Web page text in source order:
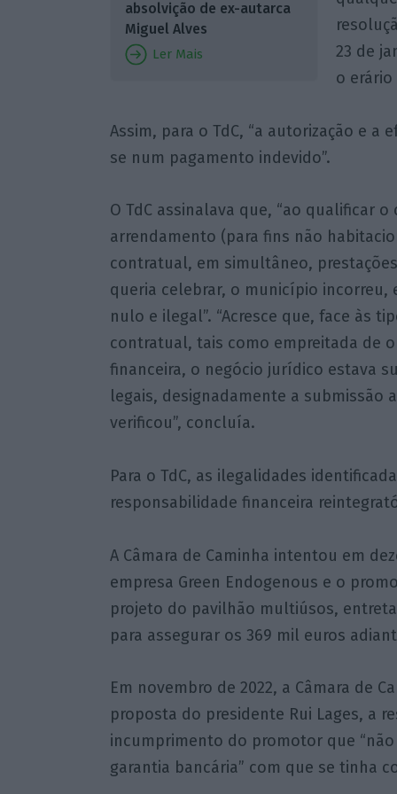
absolvição de ex-autarca
Miguel Alves
Ler Mais
23 de
o erário
Assim, para o TdC, “a autorização e
se num pagamento indevido”.
O TdC assinalava que, “ao qualificar
arrendamento (para fins não
contratual, em simultâneo,
queria celebrar, o município
nulo e ilegal”. “Acresce que, face às
contratual, tais como empreitada de
financeira, o negócio jurídico estava
legais, designadamente a submissão
verificou”, concluía.
Para o TdC, as ilegalidades
responsabilidade financeira
A Câmara de Caminha intentou em
empresa Green Endogenous e o
projeto do pavilhão multiúsos,
para assegurar os 369 mil euros
Em novembro de 2022, a Câmara de
proposta do presidente Rui Lages, a
incumprimento do promotor que
garantia bancária” com que se tinha